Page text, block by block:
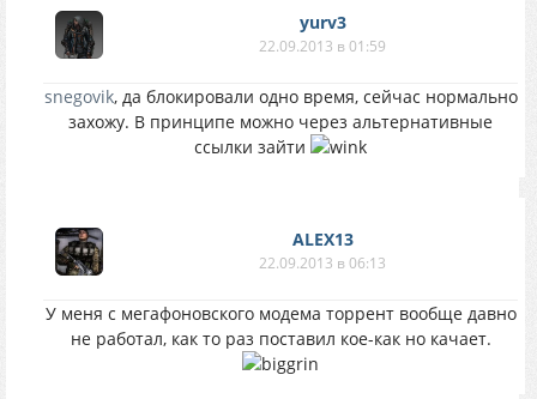
yurv3
22.09.2013 в 01:59
snegovik, да блокировали одно время, сейчас нормально
захожу. В принципе можно через альтернативные
ссылки зайти
ALEX13
22.09.2013 в 06:13
У меня с мегафоновского модема торрент вообще давно
не работал, как то раз поставил кое-как но качает.